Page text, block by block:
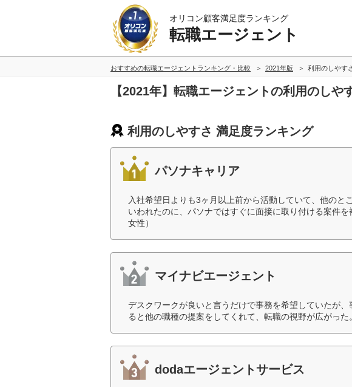
オリコン顧客満足度ランキング
転職エージェント
おすすめの転職エージェントランキング・比較 2021年版 利用のしやす
【2021年】転職エージェントの利用のしや
利用のしやすさ 満足度ランキング
パソナキャリア
入社希望日よりも3ヶ月以上前から活動していて、他のと
いわれたのに、パソナではすぐに面接に取り付ける案件
女性）
マイナビエージェント
デスクワークが良いと言うだけで事務を希望していたが
ると他の職種の提案をしてくれて、転職の視野が広がった
dodaエージェントサービス